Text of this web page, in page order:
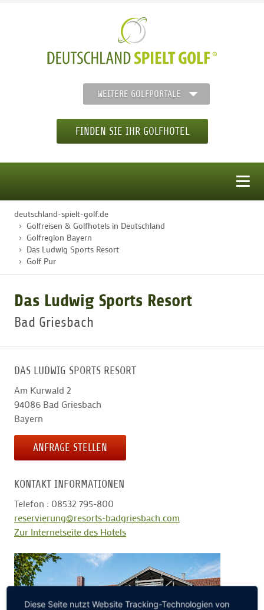
WEITERE GOLFPORTALE
FINDEN SIE IHR GOLFHOTEL
STARTSEITE
GOLFHOTELS
GOLFARRANGEMENTS
GOLF & WOMO
MALLORCA GOLFWOCHE
GOLF NEWS
deutschland-spielt-golf.de
Golfreisen & Golfhotels in Deutschland
Golfregion Bayern
Das Ludwig Sports Resort
Golf Pur
Das Ludwig Sports Resort
Bad Griesbach
DAS LUDWIG SPORTS RESORT
Am Kurwald 2
94086 Bad Griesbach
Bayern
ANFRAGE STELLEN
KONTAKT INFORMATIONEN
Telefon : 08532 795-800
reservierung@resorts-badgriesbach.com
Zur Internetseite des Hotels
Diese Seite nutzt Website Tracking-Technologien von